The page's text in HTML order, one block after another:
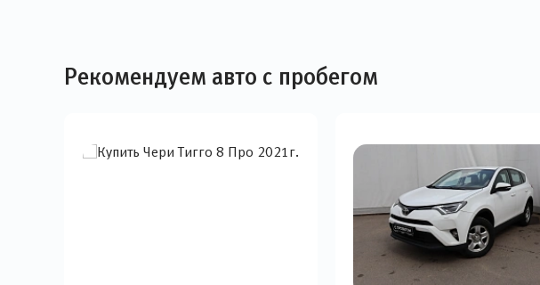
Рекомендуем авто с пробегом